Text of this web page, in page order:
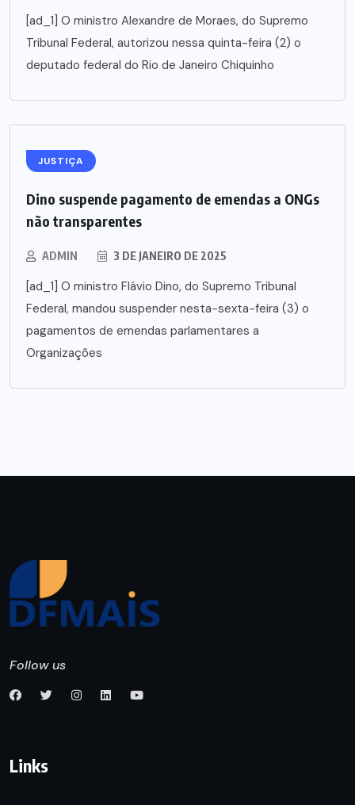
[ad_1] O ministro Alexandre de Moraes, do Supremo
Tribunal Federal, autorizou nessa quinta-feira (2) o
deputado federal do Rio de Janeiro Chiquinho
JUSTIÇA
Dino suspende pagamento de emendas a ONGs
não transparentes
ADMIN 3 DE JANEIRO DE 2025
[ad_1] O ministro Flávio Dino, do Supremo Tribunal
Federal, mandou suspender nesta-sexta-feira (3) o
pagamentos de emendas parlamentares a
Organizações
Follow us
Links